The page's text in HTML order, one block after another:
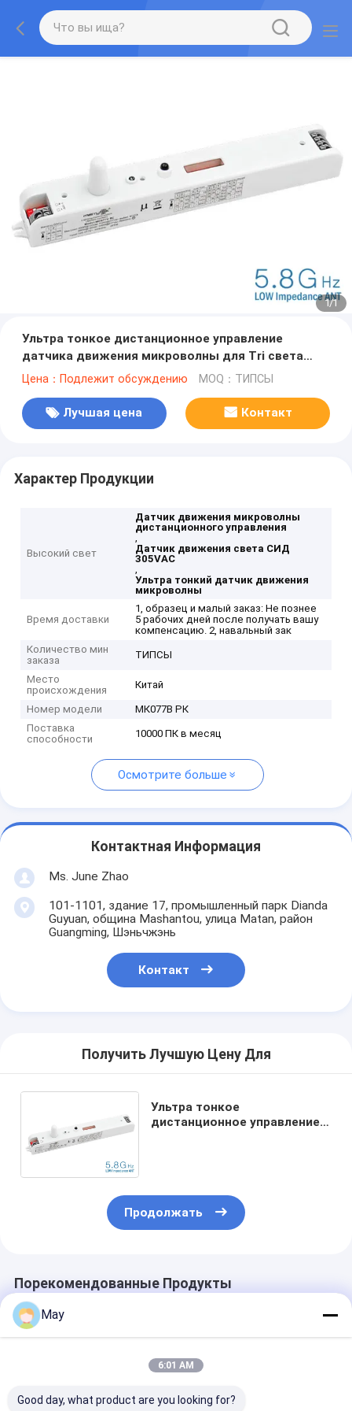
1/1
Ультра тонкое дистанционное управление
датчика движения микроволны для Tri света
СИД доказательства
Цена：Подлежит обсуждению MOQ：ТИПСЫ
Лучшая цена Контакт
Характер Продукции
Высокий свет
Датчик движения микроволны
дистанционного управления
,
Датчик движения света СИД
305VAC
,
Ультра тонкий датчик движения
микроволны
Время доставки
1, образец и малый заказ: Не познее
5 рабочих дней после получать вашу
компенсацию. 2, навальный зак
Количество мин
заказа
ТИПСЫ
Место
происхождения
Китай
Номер модели
МК077В РК
Поставка
способности
10000 ПК в месяц
Осмотрите больше
Контактная Информация
Ms. June Zhao
101-1101, здание 17, промышленный парк Dianda
Guyuan, община Mashantou, улица Matan, район
Guangming, Шэньчжэнь
Контакт
Получить Лучшую Цену Для
Ультра тонкое
дистанционное управление
Продолжать
Порекомендованные Продукты
May
6:01 AM
Good day, what product are you looking for?